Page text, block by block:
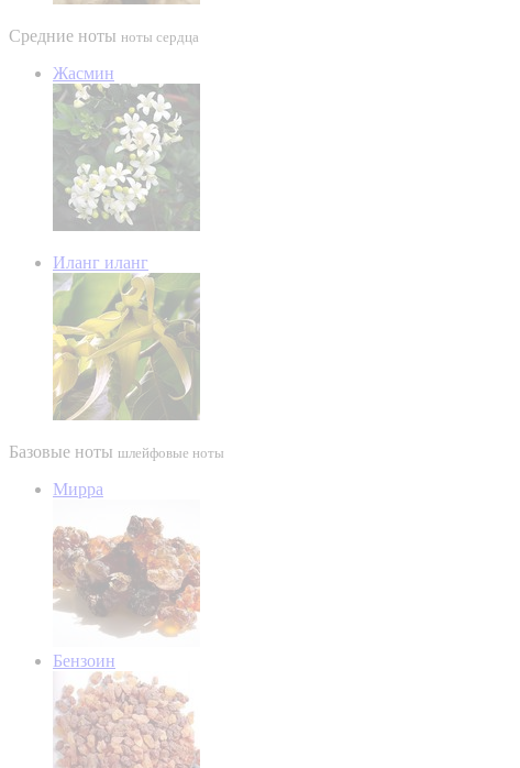
Средние ноты ноты сердца
Жасмин
Иланг иланг
Базовые ноты шлейфовые ноты
Мирра
Бензоин